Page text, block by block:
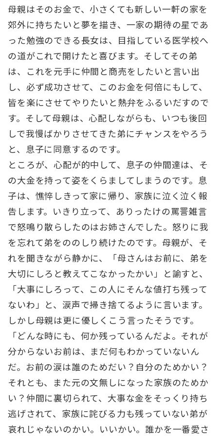
母親はそのお金で、小さくても新しい一軒の家を
郊外に持ちたいと夢を描き、一家の期待の星であ
った勉強のできる長女は、目指している医学校へ
の道がこれで開けたと喜びます。そしてその弟
は、これを元手に仲間と商売をしたいと言い出
し、必ず成功させて、このお金を何倍にもして、
皆を楽にさせてやりたいと熱弁をふるいだすので
す。そして母親は、心配しながらも、いつも後回
しで我慢ばかりさせてきた弟にチャンスをやろう
と、息子に同意するのです。
ところが、心配が的中して、息子の仲間達は、そ
の大金を持って姿をくらましてしまうのです。息
子は、憔悴しきって家に帰り、家族に泣く泣く報
告します。いきり立って、ありったけの罵詈雑言
で怒鳴り散らしたのはお姉さんでした。怒りに我
を忘れて弟をののしり続けたのです。母親が、そ
れを聞きながら静かに、「母さんはお前に、弟を
大切にしろと教えてこなかったかい」と諭すと、
「大事にしろって、この人にそんな値打ち残って
ないわ」と、涙声で掃き捨てるように言います。
しかし母親は更に優しくこう言ったそうです。
「どんな時にも、何か残っているんだよ。それが
分からないお前は、まだ何もわかっていないん
だ。お前の涙は誰のためだい？自分のためかい？
それとも、また元の文無しになった家族のためか
い？仲間に裏切られて、大事な金をそっくり持ち
逃げされて、家族に詫びる力も残っていない弟が
哀れじゃないのかい。いいかい。誰かを一番愛さ